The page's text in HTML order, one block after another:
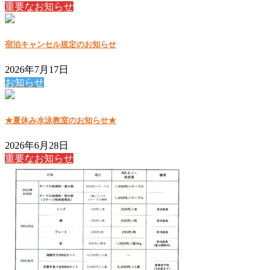
重要なお知らせ
宿泊キャンセル規定のお知らせ
2026年7月17日
お知らせ
★夏休み水泳教室のお知らせ★
2026年6月28日
重要なお知らせ